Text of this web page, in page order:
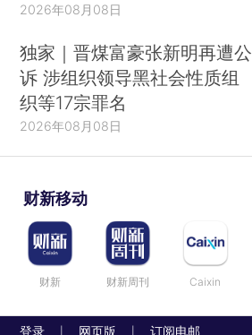
2026年08月08日
独家｜晋煤富豪张新明再遭公
诉 涉组织领导黑社会性质组
织等17宗罪名
2026年08月08日
财新移动
财新 财新周刊 Caixin
登录 网页版 订阅电邮